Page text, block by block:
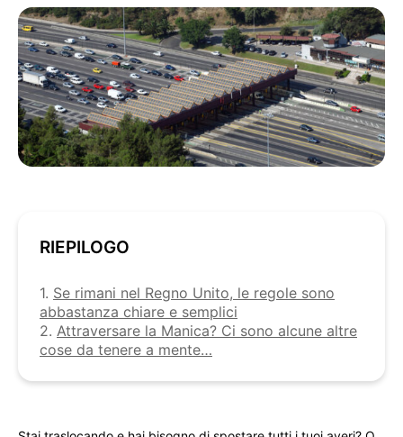
RIEPILOGO
1. Se rimani nel Regno Unito, le regole sono
abbastanza chiare e semplici
2. Attraversare la Manica? Ci sono alcune altre
cose da tenere a mente…